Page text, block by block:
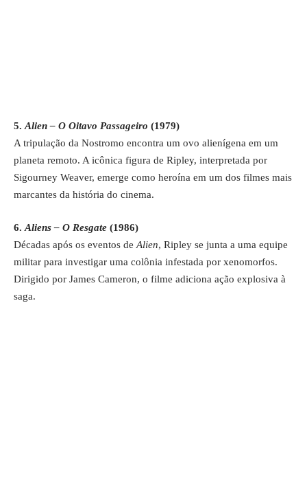
5. Alien – O Oitavo Passageiro (1979)
A tripulação da Nostromo encontra um ovo alienígena em um
planeta remoto. A icônica figura de Ripley, interpretada por
Sigourney Weaver, emerge como heroína em um dos filmes mais
marcantes da história do cinema.
6. Aliens – O Resgate (1986)
Décadas após os eventos de Alien, Ripley se junta a uma equipe
militar para investigar uma colônia infestada por xenomorfos.
Dirigido por James Cameron, o filme adiciona ação explosiva à
saga.